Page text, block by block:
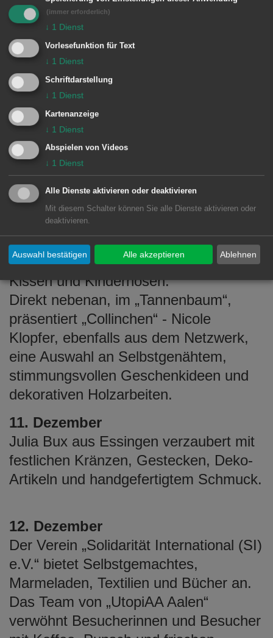
sich auf handgemachte Schätze,
originelle Geschenkideen und köstliche
Genussmomente freuen.
Unsere Aussteller der dritten Woche
im Überblick:
10. bis 11. Dezember
In der Hütte „Schneeflocke“ am
Regenbaum zeigt Maria Stütz-Walter
vom Netzwerk Kreativzeit Waldhausen
ihre Kollektion „Textil und Tand“ –
darunter liebevoll gefertigte
Gästehandtücher, Socken, Karten,
Kissen und Kinderhosen.
Direkt nebenan, im „Tannenbaum“,
präsentiert „Collinchen“ - Nicole
Klopfer, ebenfalls aus dem Netzwerk,
eine Auswahl an Selbstgenähtem,
stimmungsvollen Geschenkideen und
dekorativen Holzarbeiten.
11. Dezember
Julia Bux aus Essingen verzaubert mit
festlichen Kränzen, Gestecken, Deko-
Artikeln und handgefertigtem Schmuck.
12. Dezember
Der Verein „Solidarität International (SI)
e.V.“ bietet Selbstgemachtes,
Marmeladen, Textilien und Bücher an.
Das Team von „UtopiAA Aalen“
verwöhnt Besucherinnen und Besucher
(immer erforderlich)
↓ 1 Dienst
Vorlesefunktion für Text
↓ 1 Dienst
Schriftdarstellung
↓ 1 Dienst
Kartenanzeige
↓ 1 Dienst
Abspielen von Videos
↓ 1 Dienst
Alle Dienste aktivieren oder deaktivieren
Mit diesem Schalter können Sie alle Dienste aktivieren oder
deaktivieren.
Ablehnen
Auswahl bestätigen Alle akzeptieren